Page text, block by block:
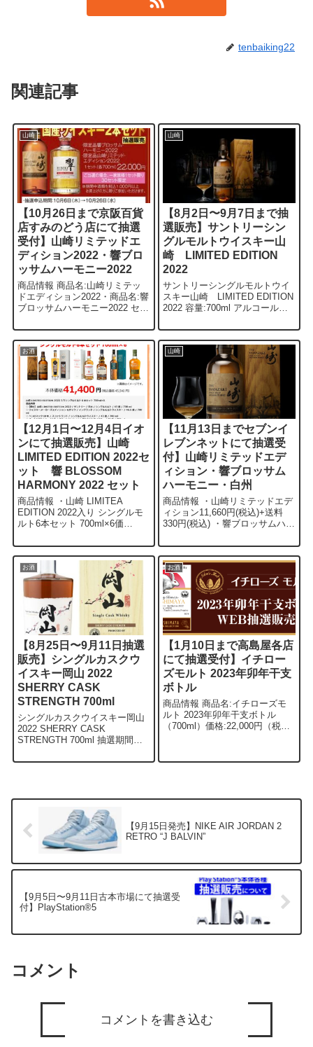
tenbaiking22
関連記事
山崎
【10月26日まで京阪百貨
店すみのどう店にて抽選
受付】山崎リミテッドエ
ディション2022・響ブロ
ッサムハーモニー2022
商品情報 商品名:山崎リミテッ
ドエディション2022・商品名:響
ブロッサムハーモニー2022 セッ
要 京阪百貨店すみのどう店にて
10月26日(水)まで、山崎リミテ
ッドエデ...
山崎
【8月2日〜9月7日まで抽
選販売】サントリーシン
グルモルトウイスキー山
崎 LIMITED EDITION
2022
サントリーシングルモルトウイ
スキー山崎 LIMITED EDITION
2022 容量:700ml アルコール度
1000本限定の抽選販売になりま
す。記事にするのが遅くなりま
し...
お酒
【12月1日〜12月4日イオ
ンにて抽選販売】山崎
LIMITED EDITION 2022セ
ット 響 BLOSSOM
HARMONY 2022 セット
商品情報 ・山崎 LIMITEA
EDITION 2022入り シングルモ
ルト6本セット 700ml×6価
BLOSSOM HARMONY 2022入
り ウイスキー6本セット 7...
山崎
【11月13日までセブンイ
レブンネットにて抽選受
付】山崎リミテッドエデ
ィション・響ブロッサム
ハーモニー・白州
商品情報 ・山崎リミテッドエデ
ィション11,660円(税込)+送料
330円(税込) ・響ブロッサムハー
円(税込) ・白州5,720円(税
込)+送料330円(...
お酒
【8月25日〜9月11日抽選
販売】シングルカスクウ
イスキー岡山 2022
SHERRY CASK
STRENGTH 700ml
シングルカスクウイスキー岡山
2022 SHERRY CASK
STRENGTH 700ml 抽選期間：
抽選後購入期間： 2022年9月12
お酒
【1月10日まで高島屋各店
にて抽選受付】イチロー
ズモルト 2023年卯年干支
ボトル
商品情報 商品名:イチローズモ
ルト 2023年卯年干支ボトル
（700ml）価格:22,000円（税
ズモルト 2023年卯年干支ボトル
【9月15日発売】NIKE AIR JORDAN 2
RETRO “J BALVIN”
【9月5日〜9月11日古本市場にて抽選受
付】PlayStation®5
コメント
コメントを書き込む